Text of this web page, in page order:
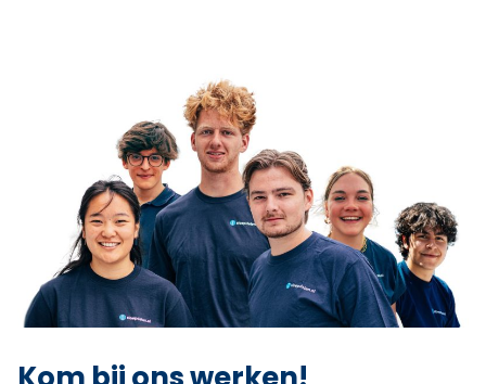
Nu reserveren
Klassieke sloep
XL Lounge sloep
Contact
Over Sloepdelen